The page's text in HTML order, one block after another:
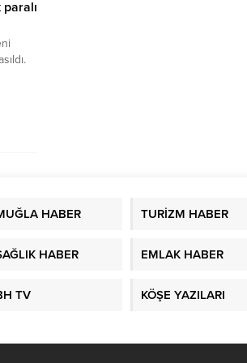
HABER TURİZM HABER
HABER EMLAK HABER
TV KÖŞE YAZILARI